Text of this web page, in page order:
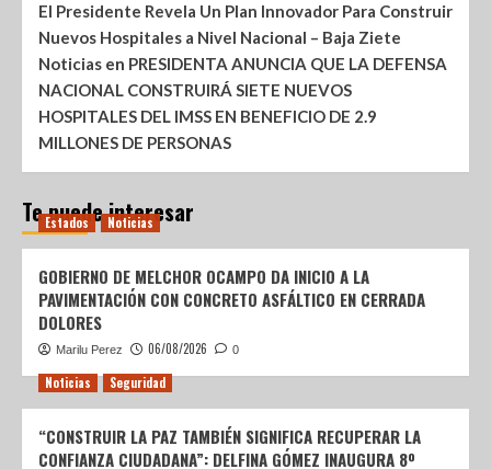
El Presidente Revela Un Plan Innovador Para Construir
Nuevos Hospitales a Nivel Nacional – Baja Ziete
Noticias en PRESIDENTA ANUNCIA QUE LA DEFENSA
NACIONAL CONSTRUIRÁ SIETE NUEVOS
HOSPITALES DEL IMSS EN BENEFICIO DE 2.9
MILLONES DE PERSONAS
Te puede interesar
Estados Noticias
GOBIERNO DE MELCHOR OCAMPO DA INICIO A LA
PAVIMENTACIÓN CON CONCRETO ASFÁLTICO EN CERRADA
DOLORES
Marilu Perez 06/08/2026 0
Noticias Seguridad
“CONSTRUIR LA PAZ TAMBIÉN SIGNIFICA RECUPERAR LA
CONFIANZA CIUDADANA”: DELFINA GÓMEZ INAUGURA 8º